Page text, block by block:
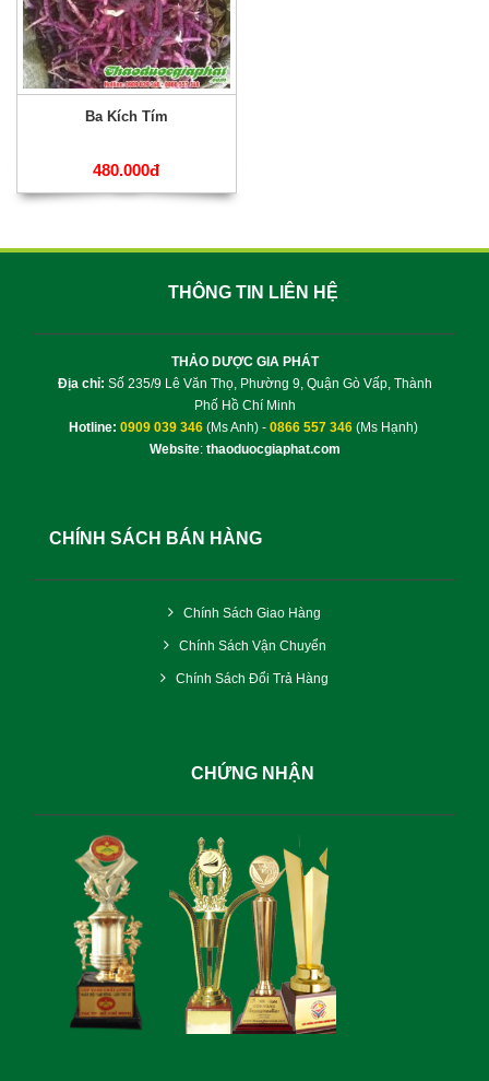
Ba Kích Tím
480.000đ
THÔNG TIN LIÊN HỆ
THẢO DƯỢC GIA PHÁT
Địa chỉ: Số 235/9 Lê Văn Thọ, Phường 9, Quận Gò Vấp, Thành
Phố Hồ Chí Minh
Hotline: 0909 039 346 (Ms Anh) - 0866 557 346(Ms Hạnh)
Website: thaoduocgiaphat.com
CHÍNH SÁCH BÁN HÀNG
Chính Sách Giao Hàng
Chính Sách Vận Chuyển
Chính Sách Đổi Trả Hàng
CHỨNG NHẬN